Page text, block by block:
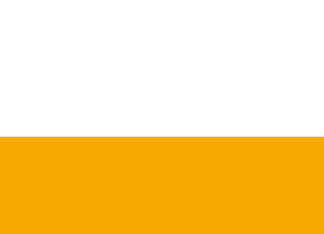
日前以email寄至
過初審者，預計於7月
予以免職。 聯絡人： 國際處林小姐：電話03-
畫IG專頁：https://
同意聲明書或棄權聲明書。 本截止日
同學是否列入本梯次
前提交符合本校規定之語
化環境中學習與成長嗎？ ✨ 參加 GRI
結研究實習（
rch Internship) 全球